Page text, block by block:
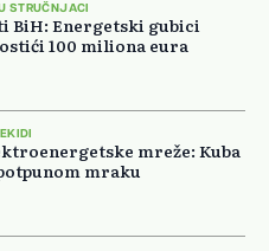
STRUČNJACI
BiH: Energetski gubici
100 miliona eura
mreže: Kuba
mraku